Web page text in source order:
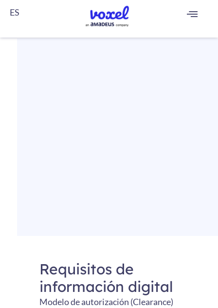
ES
FR
Requisitos de
información digital
Modelo de autorización (Clearance)